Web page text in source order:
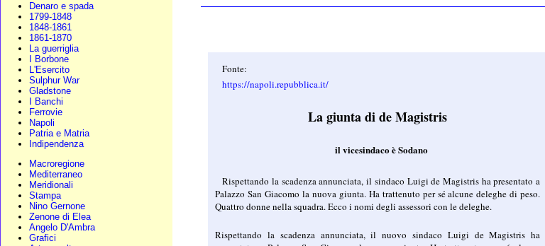
Denaro e spada
1799-1848
1848-1861
1861-1870
La guerriglia
I Borbone
L'Esercito
Sulphur War
Gladstone
I Banchi
Ferrovie
Napoli
Patria e Matria
Indipendenza
Macroregione
Mediterraneo
Meridionali
Stampa
Nino Gernone
Zenone di Elea
Angelo D'Ambra
Grafici
Fonte:
https://napoli.repubblica.it/
La giunta di de Magistris
il vicesindaco è Sodano
Rispettando la scadenza annunciata, il sindaco Luigi de Magistris ha presentato a
Palazzo San Giacomo la nuova giunta. Ha trattenuto per sé alcune deleghe di peso.
Quattro donne nella squadra. Ecco i nomi degli assessori con le deleghe.
Rispettando la scadenza annunciata, il nuovo sindaco Luigi de Magistris ha